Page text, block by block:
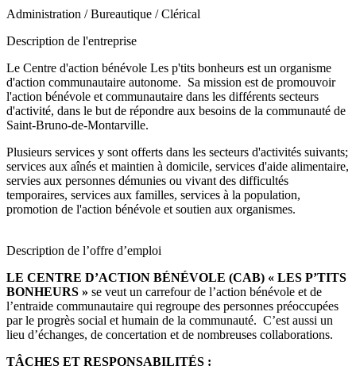
Administration / Bureautique / Clérical
Description de l'entreprise
Le Centre d'action bénévole Les p'tits bonheurs est un organisme
d'action communautaire autonome. Sa mission est de promouvoir
l'action bénévole et communautaire dans les différents secteurs
d'activité, dans le but de répondre aux besoins de la communauté de
Saint-Bruno-de-Montarville.
Plusieurs services y sont offerts dans les secteurs d'activités suivants;
services aux aînés et maintien à domicile, services d'aide alimentaire,
servies aux personnes démunies ou vivant des difficultés
temporaires, services aux familles, services à la population,
promotion de l'action bénévole et soutien aux organismes.
Description de l’offre d’emploi
LE CENTRE D’ACTION BÉNÉVOLE (CAB) « LES P’TITS
BONHEURS » se veut un carrefour de l’action bénévole et de
l’entraide communautaire qui regroupe des personnes préoccupées
par le progrès social et humain de la communauté. C’est aussi un
lieu d’échanges, de concertation et de nombreuses collaborations.
TÂCHES ET RESPONSABILITÉS :